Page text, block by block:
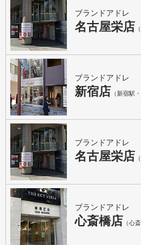
ブランドアドレ
名古屋栄店
ブランドアドレ
新宿店 （新宿駅
ブランドアドレ
名古屋栄店
ブランドアドレ
心斎橋店 （心